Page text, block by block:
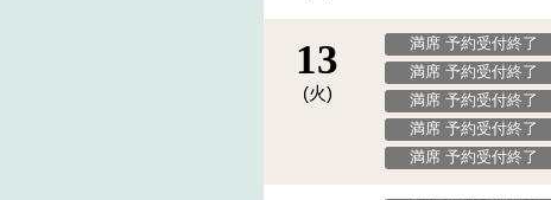
13
(火)
満席 予約受付終了
満席 予約受付終了
満席 予約受付終了
満席 予約受付終了
満席 予約受付終了